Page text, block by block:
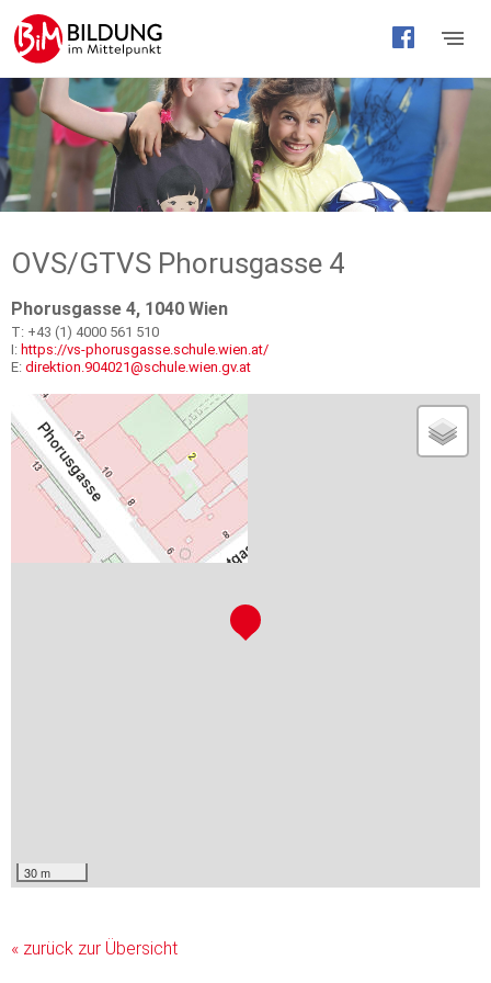
Barrierefreie
Bedienung
der
Webseite
OVS/GTVS Phorusgasse 4
Phorusgasse 4, 1040 Wien
T: +43 (1) 4000 561 510
I: https://vs-phorusgasse.schule.wien.at/
E: direktion.904021@schule.wien.gv.at
30 m
« zurück zur Übersicht